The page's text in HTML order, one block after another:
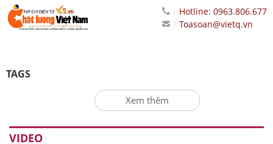
Hotline: 0963.806.677
Toasoan@vietq.vn
TAGS
Xem thêm
VIDEO